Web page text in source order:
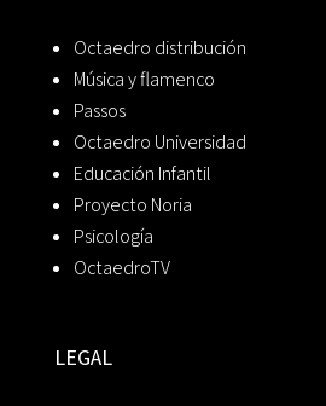
Octaedro distribución
Música y flamenco
Passos
Octaedro Universidad
Educación Infantil
Proyecto Noria
Psicología
OctaedroTV
LEGAL